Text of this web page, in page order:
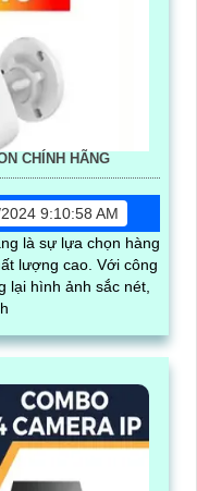
CHÍNH HÃNG
9:10:58 AM
là sự lựa chọn hàng
cao. Với công
lại hình ảnh sắc nét,